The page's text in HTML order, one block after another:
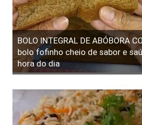
BOLO INTEGRAL DE ABÓBORA
bolo fofinho cheio de sabor e
hora do dia